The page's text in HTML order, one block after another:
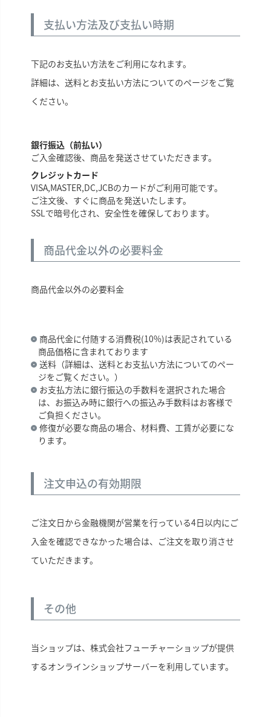
支払い方法及び支払い時期
下記のお支払い方法をご利用になれます。
詳細は、送料とお支払い方法についてのページをご覧
ください。
銀行振込（前払い）
ご入金確認後、商品を発送させていただきます。
クレジットカード
VISA,MASTER,DC,JCBのカードがご利用可能です。
ご注文後、すぐに商品を発送いたします。
SSLで暗号化され、安全性を確保しております。
商品代金以外の必要料金
商品代金以外の必要料金
商品代金に付随する消費税(10%)は表記されている
商品価格に含まれております
送料（詳細は、送料とお支払い方法についてのペー
ジをご覧ください。）
お支払方法に銀行振込の手数料を選択された場合
は、お振込み時に銀行への振込み手数料はお客様で
ご負担ください。
修復が必要な商品の場合、材料費、工賃が必要にな
ります。
注文申込の有効期限
ご注文日から金融機関が営業を行っている4日以内にご
入金を確認できなかった場合は、ご注文を取り消させ
ていただきます。
その他
当ショップは、株式会社フューチャーショップが提供
するオンラインショップサーバーを利用しています。